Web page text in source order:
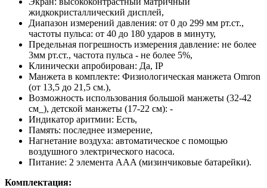
жидкокристаллический дисплей,
Диапазон измерений давления: от 0 до 299 мм рт.ст.,
частоты пульса: от 40 до 180 ударов в минуту,
Предельная погрешность измерения давление: не более
3мм рт.ст., частота пульса - не более 5%,
Клинически апробирован: Да, IP
Манжета в комплекте: Физиологическая манжета Omron
(от 13,5 до 21,5 см.),
Возможность использования большой манжеты (32-42
см_), детской манжеты (17-22 см): -
Индикатор аритмии: Есть,
Память: последнее измерение,
Нагнетание воздуха: автоматическое с помощью
воздушного электрического насоса.
Питание: 2 элемента AAA (мизинчиковые батарейки).
Комплектация: